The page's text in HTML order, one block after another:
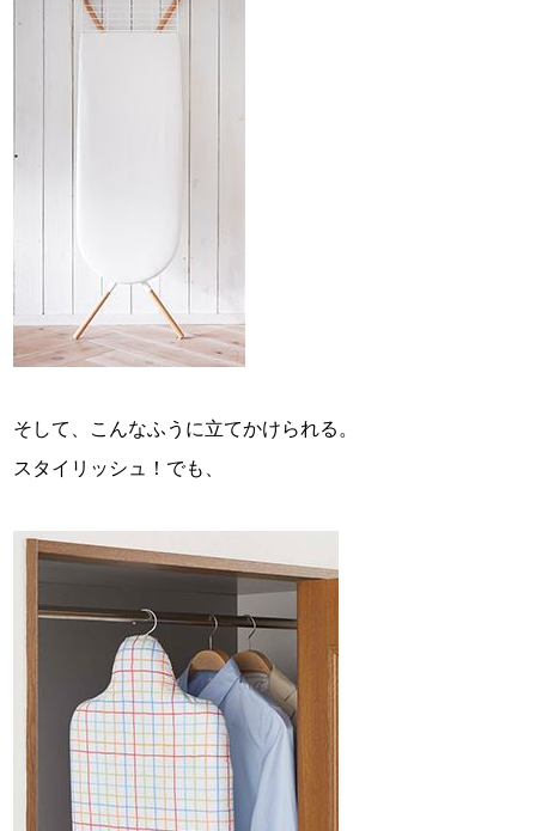
そして、こんなふうに立てかけられる。
スタイリッシュ！でも、